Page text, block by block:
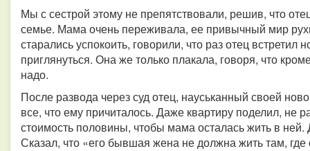
Мы с сестрой этому не препятствовали, решив, что
семье. Мама очень переживала, ее привычный мир
старались успокоить, говорили, что раз отец
приглянуться. Она же только плакала, говоря, что
надо.
После развода через суд отец, науськанный своей
все, что ему причиталось. Даже квартиру поделил, не
стоимость половины, чтобы мама осталась жить в
Сказал, что «его бывшая жена не должна жить там,